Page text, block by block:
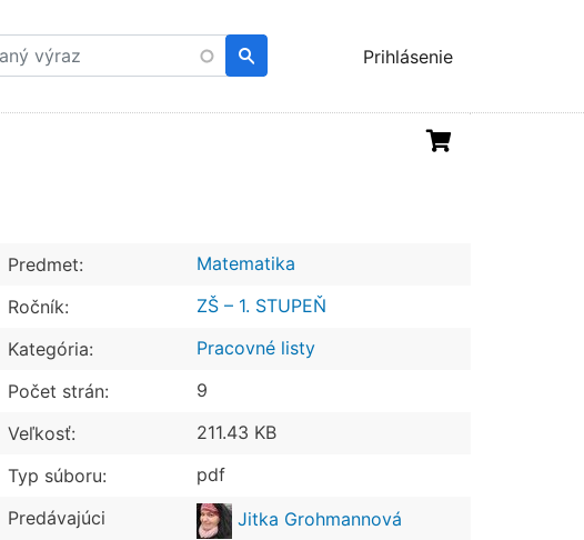
Menu
Prihlásenie
Predmet:
Matematika
Ročník:
ZŠ – 1. STUPEŇ
Kategória:
Pracovné listy
Počet strán:
9
Veľkosť:
211.43 KB
Typ súboru:
pdf
Predávajúci
Jitka Grohmannová